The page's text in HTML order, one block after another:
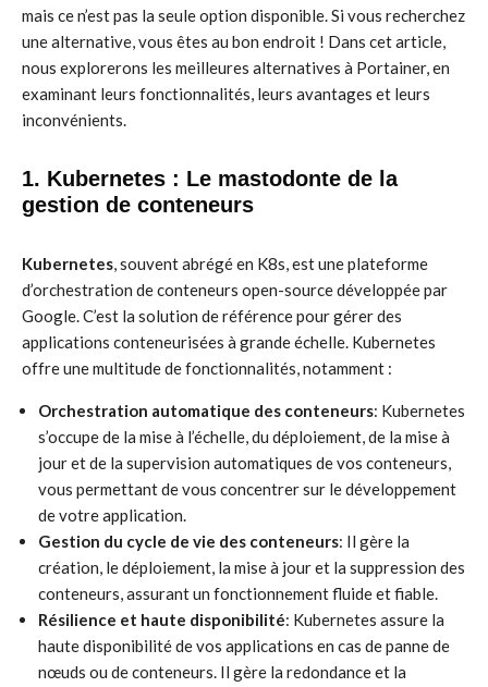
mais ce n’est pas la seule option disponible. Si vous recherchez
une alternative, vous êtes au bon endroit ! Dans cet article,
nous explorerons les meilleures alternatives à Portainer, en
examinant leurs fonctionnalités, leurs avantages et leurs
inconvénients.
1. Kubernetes : Le mastodonte de la
gestion de conteneurs
Kubernetes, souvent abrégé en K8s, est une plateforme
d’orchestration de conteneurs open-source développée par
Google. C’est la solution de référence pour gérer des
applications conteneurisées à grande échelle. Kubernetes
offre une multitude de fonctionnalités, notamment :
Orchestration automatique des conteneurs: Kubernetes
s’occupe de la mise à l’échelle, du déploiement, de la mise à
jour et de la supervision automatiques de vos conteneurs,
vous permettant de vous concentrer sur le développement
de votre application.
Gestion du cycle de vie des conteneurs: Il gère la
création, le déploiement, la mise à jour et la suppression des
conteneurs, assurant un fonctionnement fluide et fiable.
Résilience et haute disponibilité: Kubernetes assure la
haute disponibilité de vos applications en cas de panne de
nœuds ou de conteneurs. Il gère la redondance et la